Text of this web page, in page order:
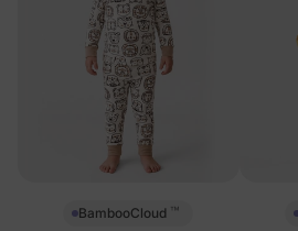
BambooCloud ™